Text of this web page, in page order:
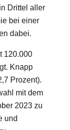
Drittel aller
bei einer
dabei.
120.000
Knapp
Prozent).
mit dem
2023 zu
und